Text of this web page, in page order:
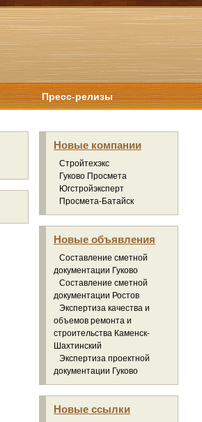
Пресс-релизы
Новые компании
Стройтехэкс
Гуково Просмета
Югстройэксперт
Просмета-Батайск
Новые объявления
Составление сметной
документации Гуково
Составление сметной
документации Ростов
Экспертиза качества и
объемов ремонта и
строительства Каменск-
Шахтинский
Экспертиза проектной
документации Гуково
Новые ссылки